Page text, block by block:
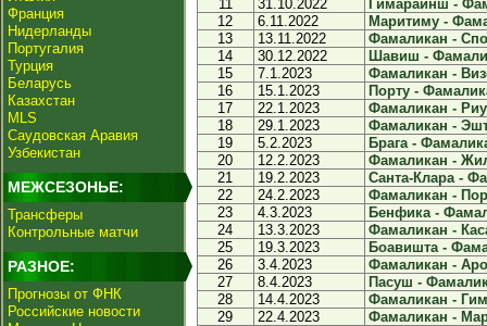
Франция
Нидерланды
Португалия
Турция
Беларусь
Казахстан
MLS
Саудовская Аравия
Узбекистан
МЕЖСЕЗОНЬЕ:
Трансферы
Контрольные матчи
РАЗНОЕ:
Прогнозы от ФНК
Российские новости
11
31.10.2022
Гимарайнш -
12
6.11.2022
Маритиму -
13
13.11.2022
Фамаликан -
14
30.12.2022
Шавиш -
15
7.1.2023
Фамаликан -
16
15.1.2023
Порту -
17
22.1.2023
Фамаликан -
18
29.1.2023
Фамаликан -
19
5.2.2023
Брага -
20
12.2.2023
Фамаликан -
21
19.2.2023
Санта-Клара -
22
24.2.2023
Фамаликан -
23
4.3.2023
Бенфика -
24
13.3.2023
Фамаликан -
25
19.3.2023
Боавишта -
26
3.4.2023
Фамаликан -
27
8.4.2023
Пасуш -
28
14.4.2023
Фамаликан -
29
22.4.2023
Фамаликан -